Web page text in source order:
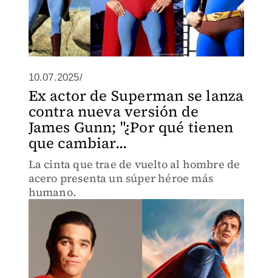
10.07.2025/
Ex actor de Superman se lanza
contra nueva versión de
James Gunn; "¿Por qué tienen
que cambiar...
La cinta que trae de vuelto al hombre de
acero presenta un súper héroe más
humano.